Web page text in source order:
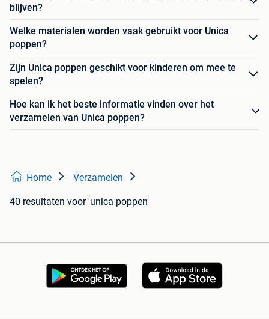
blijven?
Welke materialen worden vaak gebruikt voor Unica
poppen?
Zijn Unica poppen geschikt voor kinderen om mee te
spelen?
Hoe kan ik het beste informatie vinden over het
verzamelen van Unica poppen?
Home Verzamelen
40 resultaten voor 'unica poppen'